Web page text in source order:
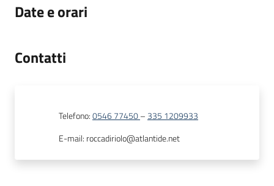
Date e orari
Contatti
Telefono:0546 77450– 335 1209933
E-mail: roccadiriolo@atlantide.net